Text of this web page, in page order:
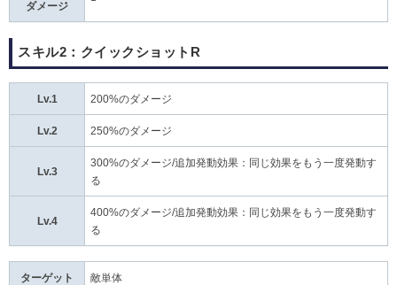
ダメージ
スキル2：クイックショットR
Lv.1 200%のダメージ
Lv.2 250%のダメージ
Lv.3
300%のダメージ/追加発動効果：同じ効果をもう一度発動す
る
Lv.4
400%のダメージ/追加発動効果：同じ効果をもう一度発動す
る
ターゲット 敵単体